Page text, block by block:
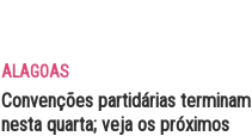
ALAGOAS
Convenções partidárias terminam
nesta quarta; veja os próximos